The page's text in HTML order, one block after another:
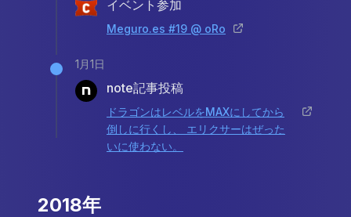
イベント参加
Meguro.es #19 @ oRo
1月1日
note記事投稿
ドラゴンはレベルをMAXにしてから
倒しに行くし、 エリクサーはぜった
いに使わない。
2018年